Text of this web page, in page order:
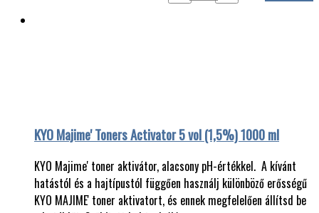
KYO Majime' Toners Activator 5 vol (1,5%) 1000 ml
KYO Majime' toner aktivátor, alacsony pH-értékkel. A kívánt
hatástól és a hajtípustól függően használj különböző erősségű
KYO MAJIME' toner aktivatort, és ennek megfelelően állítsd be